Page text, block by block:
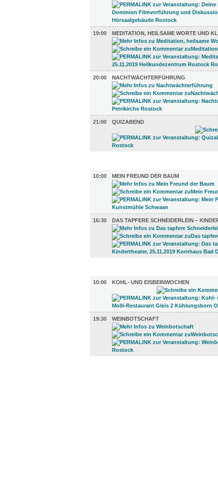
19:00 MEDITATION, HEILSAME WORTE UND
20:00 NACHTWÄCHTERFÜHRUNG
21:00 QUIZABEND
10:00
MEIN FREUND DER BAUM
16:30 DAS TAPFERE SCHNEIDERLEIN –
10:00
KOHL- UND EISBEINWOCHEN
19:30 WEINBOTSCHAFT